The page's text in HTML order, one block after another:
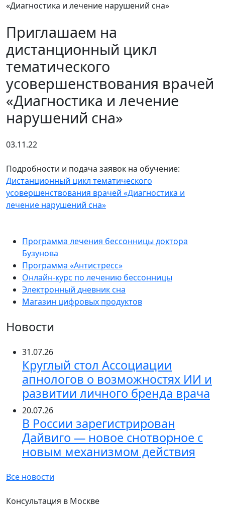
«Диагностика и лечение нарушений сна»
Приглашаем на
дистанционный цикл
тематического
усовершенствования врачей
«Диагностика и лечение
нарушений сна»
03.11.22
Подробности и подача заявок на обучение:
Дистанционный цикл тематического
усовершенствования врачей «Диагностика и
лечение нарушений сна»
Программа лечения бессонницы доктора
Бузунова
Программа «Антистресс»
Онлайн-курс по лечению бессонницы
Электронный дневник сна
Магазин цифровых продуктов
Новости
31.07.26
Круглый стол Ассоциации
апнологов о возможностях ИИ и
развитии личного бренда врача
20.07.26
В России зарегистрирован
Дайвиго — новое снотворное с
новым механизмом действия
Все новости
Консультация в Москве